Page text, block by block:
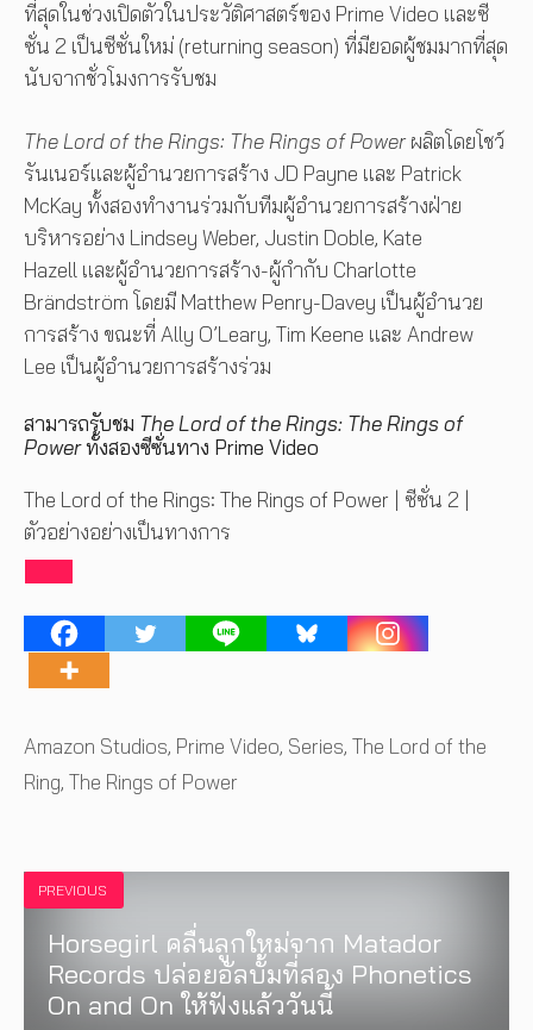
ที่สุดในช่วงเปิดตัวในประวัติศาสตร์ของ Prime Video และซี
ซั่น 2 เป็นซีซั่นใหม่ (returning season) ที่มียอดผู้ชมมากที่สุด
นับจากชั่วโมงการรับชม
The Lord of the Rings: The Rings of Powerผลิตโดยโชว์
รันเนอร์และผู้อำนวยการสร้าง JD Payne และ Patrick
McKay ทั้งสองทำงานร่วมกับทีมผู้อำนวยการสร้างฝ่าย
บริหารอย่าง Lindsey Weber, Justin Doble, Kate
Hazell และผู้อำนวยการสร้าง-ผู้กำกับ Charlotte
Brändström โดยมี Matthew Penry-Davey เป็นผู้อำนวย
การสร้าง ขณะที่ Ally O’Leary, Tim Keene และ Andrew
Lee เป็นผู้อำนวยการสร้างร่วม
สามารถรับชม The Lord of the Rings: The Rings of
Powerทั้งสองซีซั่นทาง Prime Video
The Lord of the Rings: The Rings of Power | ซีซั่น 2 |
ตัวอย่างอย่างเป็นทางการ
Tags
Amazon Studios, Prime Video, Series, The Lord of the
Ring, The Rings of Power
PREVIOUS
Horsegirl คลื่นลูกใหม่จาก Matador
Records ปล่อยอัลบั้มที่สอง Phonetics
On and On ให้ฟังแล้ววันนี้